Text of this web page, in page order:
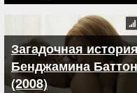
Загадочная
Бенджамина
(2008)